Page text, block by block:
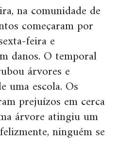
na comunidade de
começaram por
feira e
danos. O temporal
árvores e
uma escola. Os
prejuízos em cerca
árvore atingiu um
ninguém se